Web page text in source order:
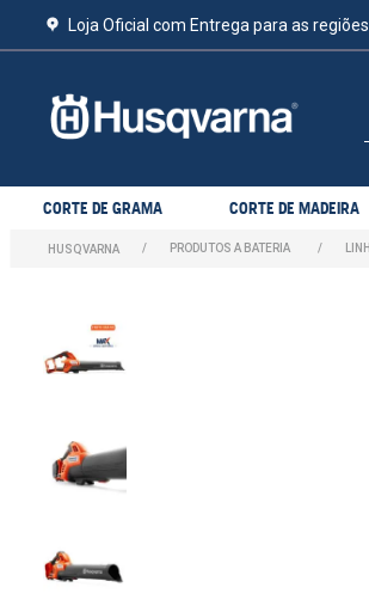
Loja Oficial com Entrega para as
CORTE DE GRAMA CORTE DE MADEIRA
PRODUTOS A BATERIA